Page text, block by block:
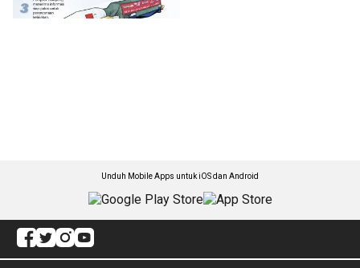
Unduh Mobile Apps untuk iOS dan Android